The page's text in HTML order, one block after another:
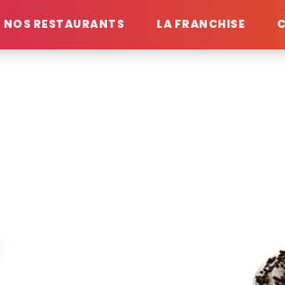
NOS RESTAURANTS LA FRANCHISE